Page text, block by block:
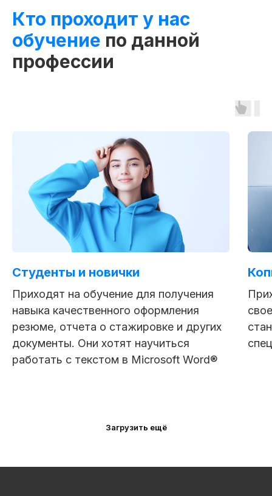
Кто проходит у нас
обучение по данной
профессии
Студенты и новички
Приходят на обучение для получения
навыка качественного оформления
резюме, отчета о стажировке и других
документы. Они хотят научиться
работать с текстом в Microsoft Word®
Загрузить ещё